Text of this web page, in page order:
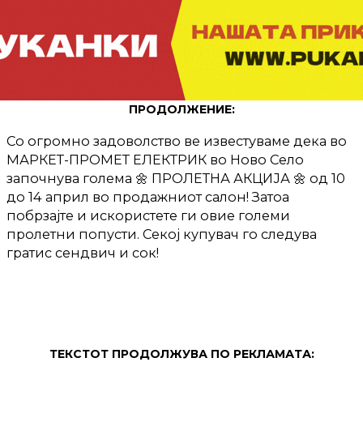
ПРОДОЛЖЕНИЕ:
Со огромно задоволство ве известуваме дека во
МАРКЕТ-ПРОМЕТ ЕЛЕКТРИК во Ново Село
започнува голема 🌼 ПРОЛЕТНА АКЦИЈА 🌼 од 10
до 14 април во продажниот салон! Затоа
побрзајте и искористете ги овие големи
пролетни попусти. Секој купувач го следува
гратис сендвич и сок!
ТЕКСТОТ ПРОДОЛЖУВА ПО РЕКЛАМАТА: